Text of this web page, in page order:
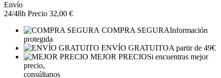
Envío
24/48h Precio 32,00 €
COMPRA SEGURAInformación
protegida
ENVÍO GRATUITOA partir de 49€
MEJOR PRECIOSi encuentras mejor
precio,
consúltanos